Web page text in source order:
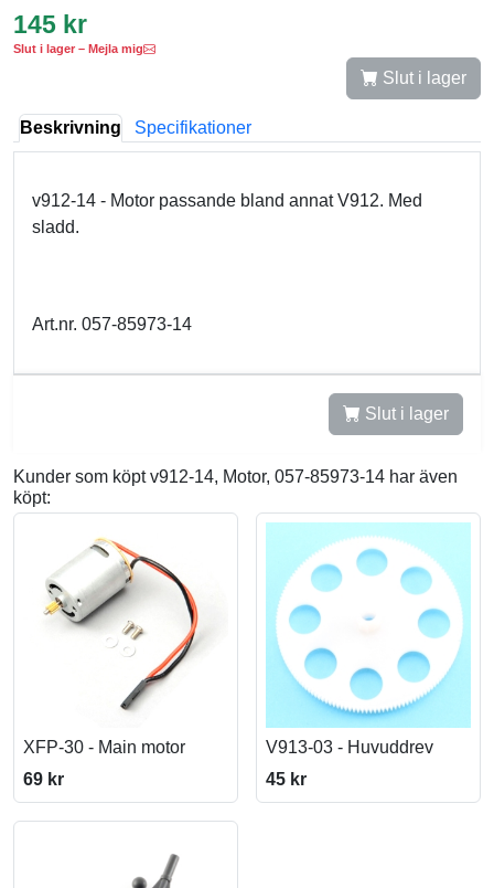
145 kr
Slut i lager – Mejla mig
Slut i lager
Beskrivning Specifikationer
v912-14 - Motor passande bland annat V912. Med
sladd.
Art.nr. 057-85973-14
Slut i lager
Kunder som köpt v912-14, Motor, 057-85973-14 har även
köpt:
XFP-30 - Main motor
69 kr
V913-03 - Huvuddrev
45 kr